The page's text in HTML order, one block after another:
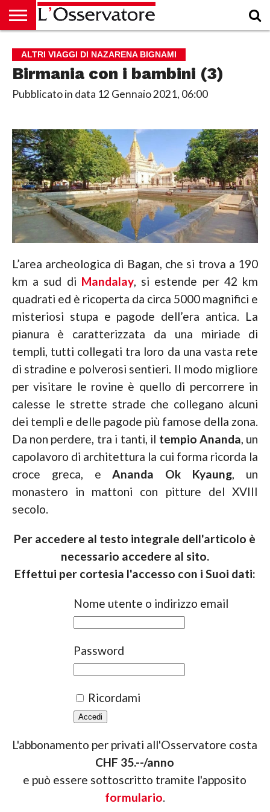
CULTURA
ECONOMIA
RUBRICHE
ARCHIVIO
PODCAST
ABBONAMENTO
CHI
SIAMO
ACCEDI
ALTRI VIAGGI DI NAZARENA BIGNAMI
Birmania con i bambini (3)
Pubblicato in data 12 Gennaio 2021, 06:00
L’area archeologica di Bagan, che si trova a 190
km a sud di Mandalay, si estende per 42 km
quadrati ed è ricoperta da circa 5000 magnifici e
misteriosi stupa e pagode dell’era antica. La
pianura è caratterizzata da una miriade di
templi, tutti collegati tra loro da una vasta rete
di stradine e polverosi sentieri. Il modo migliore
per visitare le rovine è quello di percorrere in
calesse le strette strade che collegano alcuni
dei templi e delle pagode più famose della zona.
Da non perdere, tra i tanti, il tempio Ananda, un
capolavoro di architettura la cui forma ricorda la
croce greca, eAnanda Ok Kyaung, un
monastero in mattoni con pitture del XVIII
secolo.
Per accedere al testo integrale dell'articolo è
necessario accedere al sito.
Effettui per cortesia l'accesso con i Suoi dati:
Nome utente o indirizzo email
Password
Ricordami
L'abbonamento per privati all'Osservatore costa
CHF 35.--/anno
e può essere sottoscritto tramite l'apposito
formulario.